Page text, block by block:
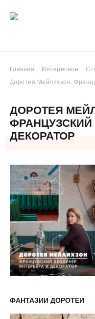
Главная Интересное
Доротея Мейлихзон.
ДОРОТЕЯ
ДЕКОРАТОР
ФАНТАЗИИ ДОРОТЕИ